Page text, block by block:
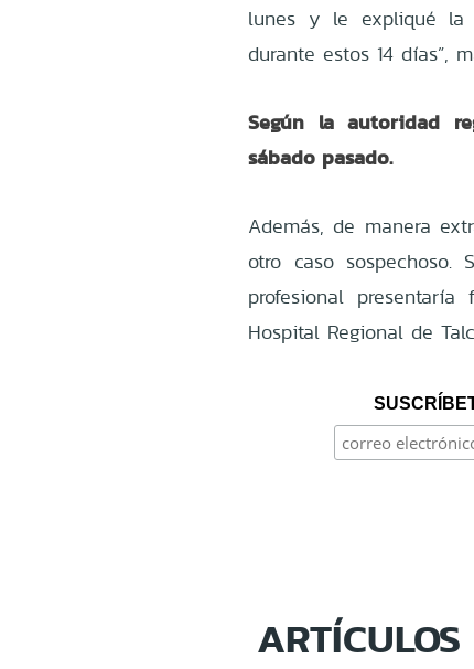
lunes y le expliqué la
durante estos 14 días”,
Según la autoridad
sábado pasado.
Además, de manera
otro caso
profesional
Hospital Regional de